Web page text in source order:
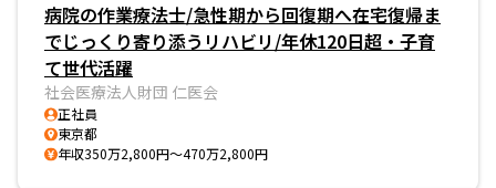
病院の作業療法士/急性期から回復期へ在宅復帰ま
でじっくり寄り添うリハビリ/年休120日超・子育
て世代活躍
社会医療法人財団 仁医会
正社員
東京都
年収350万2,800円～470万2,800円